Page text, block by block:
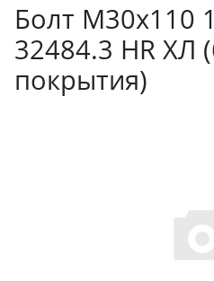
Болт М30х110
32484.3 HR ХЛ
покрытия)